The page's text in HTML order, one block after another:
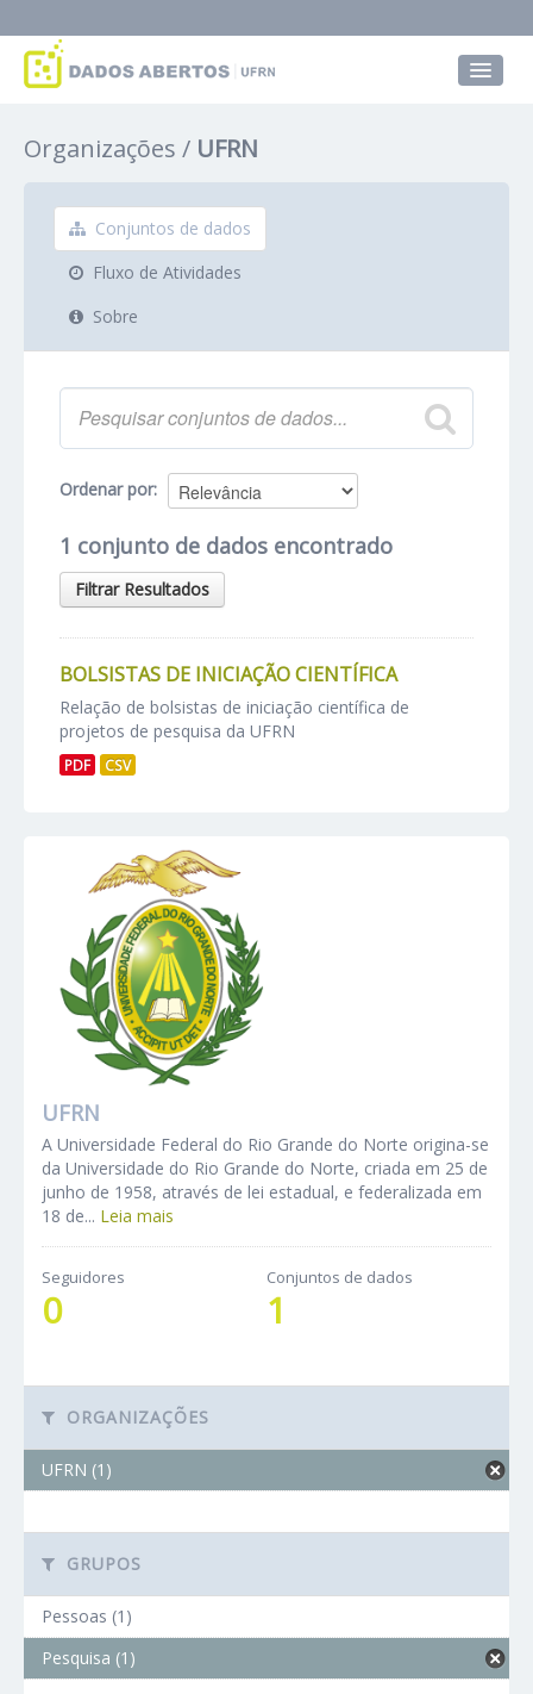
Grupos
Sobre
Organizações UFRN
Conjuntos de dados
Fluxo de Atividades
Sobre
Ordenar por
1 conjunto de dados encontrado
Filtrar Resultados
BOLSISTAS DE INICIAÇÃO CIENTÍFICA
Relação de bolsistas de iniciação científica de
projetos de pesquisa da UFRN
PDF CSV
UFRN
A Universidade Federal do Rio Grande do Norte origina-se
da Universidade do Rio Grande do Norte, criada em 25 de
junho de 1958, através de lei estadual, e federalizada em
18 de... Leia mais
Seguidores
0
Conjuntos de dados
1
ORGANIZAÇÕES
UFRN (1)
GRUPOS
Pessoas (1)
Pesquisa (1)